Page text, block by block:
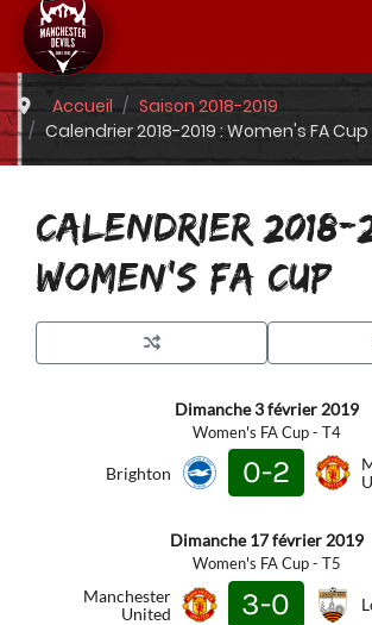
Accueil
Saison 2018-2019
Calendrier 2018-2019 : Women's FA Cup
CALENDRIER 2018-
WOMEN'S FA CUP
Dimanche 3 février 2019
Women's FA Cup - T4
Brighton 0-2
Dimanche 17 février 2019
Women's FA Cup - T5
Manchester
United
3-0